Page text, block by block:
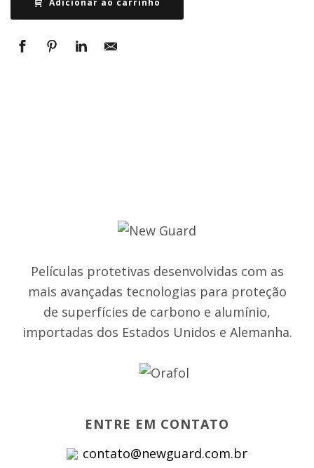
Adicionar ao carrinho
Películas protetivas desenvolvidas com as
mais avançadas tecnologias para proteção
de superfícies de carbono e alumínio,
importadas dos Estados Unidos e Alemanha.
ENTRE EM CONTATO
contato@newguard.com.br